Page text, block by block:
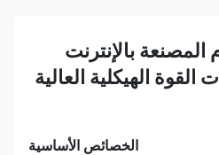
بالإنترنت
القوة الهيكلية العالية
الخصائص الأساسية